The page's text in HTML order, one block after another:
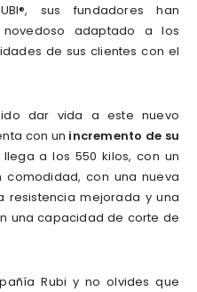
sus fundadores han
adaptado a los
de sus clientes con el
dar vida a este nuevo
con un incremento de su
a los 550 kilos, con un
comodidad, con una nueva
resistencia mejorada y una
una capacidad de corte de
Rubi y no olvides que